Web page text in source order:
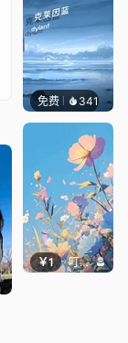
免费 341冰茶Ln
￥1 叮叮当当